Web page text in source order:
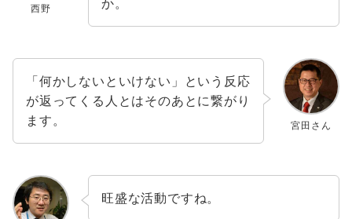
西野
か。
宮田さん
「何かしないといけない」という反応
が返ってくる人とはそのあとに繋がり
ます。
旺盛な活動ですね。